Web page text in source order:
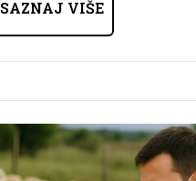
SAZNAJ VIŠE